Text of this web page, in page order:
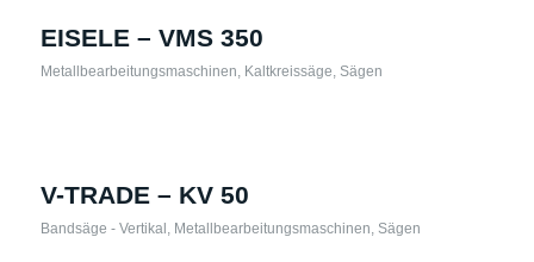
EISELE – VMS 350
Metallbearbeitungsmaschinen, Kaltkreissäge, Sägen
V-TRADE – KV 50
Bandsäge - Vertikal , Metallbearbeitungsmaschinen, Sägen